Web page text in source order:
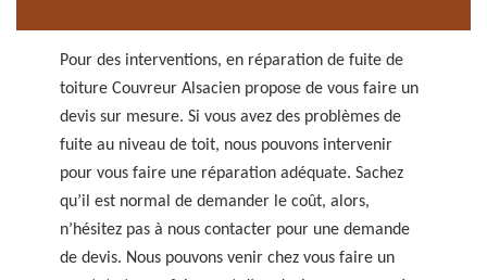
Pour des interventions, en réparation de fuite de
toiture Couvreur Alsacien propose de vous faire un
devis sur mesure. Si vous avez des problèmes de
fuite au niveau de toit, nous pouvons intervenir
pour vous faire une réparation adéquate. Sachez
qu’il est normal de demander le coût, alors,
n’hésitez pas à nous contacter pour une demande
de devis. Nous pouvons venir chez vous faire un